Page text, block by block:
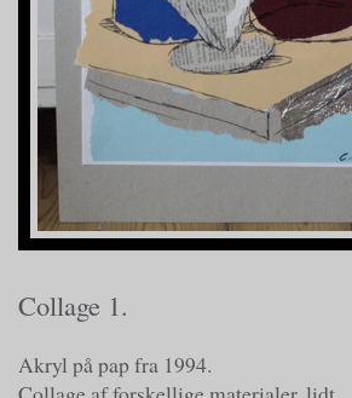
Collage 1.
Akryl på pap fra 1994.